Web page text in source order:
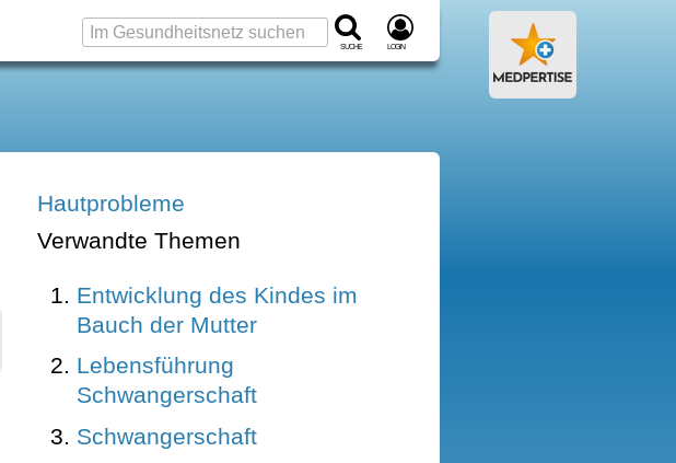
Suche Login
Hautprobleme
Verwandte Themen
Entwicklung des Kindes im
Bauch der Mutter
Lebensführung
Schwangerschaft
Schwangerschaft